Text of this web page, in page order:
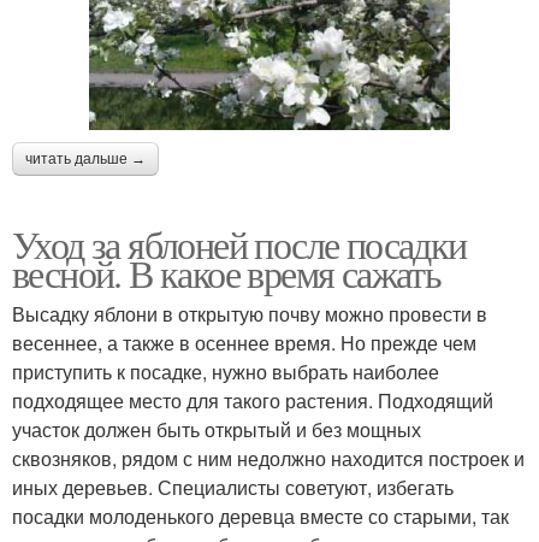
читать дальше →
Уход за яблоней после посадки
весной. В какое время сажать
Высадку яблони в открытую почву можно провести в
весеннее, а также в осеннее время. Но прежде чем
приступить к посадке, нужно выбрать наиболее
подходящее место для такого растения. Подходящий
участок должен быть открытый и без мощных
сквозняков, рядом с ним недолжно находится построек и
иных деревьев. Специалисты советуют, избегать
посадки молоденького деревца вместе со старыми, так